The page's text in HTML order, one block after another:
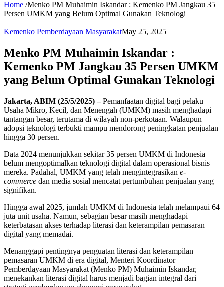
Home /Menko PM Muhaimin Iskandar : Kemenko PM Jangkau 35
Persen UMKM yang Belum Optimal Gunakan Teknologi
Kemenko Pemberdayaan MasyarakatMay 25, 2025
Menko PM Muhaimin Iskandar :
Kemenko PM Jangkau 35 Persen UMKM
yang Belum Optimal Gunakan Teknologi
Jakarta, ABIM (25/5/2025) –Pemanfaatan digital bagi pelaku
Usaha Mikro, Kecil, dan Menengah (UMKM) masih menghadapi
tantangan besar, terutama di wilayah non-perkotaan. Walaupun
adopsi teknologi terbukti mampu mendorong peningkatan penjualan
hingga 30 persen.
Data 2024 menunjukkan sekitar 35 persen UMKM di Indonesia
belum mengoptimalkan teknologi digital dalam operasional bisnis
mereka. Padahal, UMKM yang telah mengintegrasikan e-
commerce dan media sosial mencatat pertumbuhan penjualan yang
signifikan.
Hingga awal 2025, jumlah UMKM di Indonesia telah melampaui 64
juta unit usaha. Namun, sebagian besar masih menghadapi
keterbatasan akses terhadap literasi dan keterampilan pemasaran
digital yang memadai.
Menanggapi pentingnya penguatan literasi dan keterampilan
pemasaran UMKM di era digital, Menteri Koordinator
Pemberdayaan Masyarakat (Menko PM) Muhaimin Iskandar,
menekankan literasi digital harus menjadi bagian integral dari